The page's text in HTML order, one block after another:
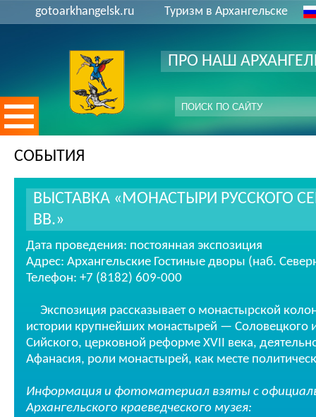
gotoarkhangelsk.ru Туризм в Архангельске
ПРО НАШ
СОБЫТИЯ
ВЫСТАВКА «МОНАСТЫРИ РУССКОГО
ВВ.»
Дата проведения: постоянная экспозиция
Адрес: Архангельские Гостиные дворы (наб.
Телефон: +7 (8182) 609-000
Экспозиция рассказывает о монастырской
истории крупнейших монастырей — Соловецкого
Сийского, церковной реформе XVII века,
Афанасия, роли монастырей, как месте
Информация и фотоматериал взяты с
Архангельского краеведческого музея: